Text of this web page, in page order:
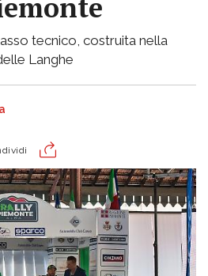
tecnico, costruita nella
Langhe